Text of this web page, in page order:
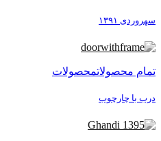
سهروردی ۱۳۹۱
تمام محصولاتمحصولات
درب با چارچوب